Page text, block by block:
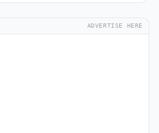
ADVERTISE HERE